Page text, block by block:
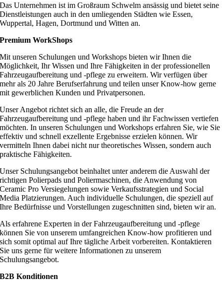
Das Unternehmen ist im Großraum Schwelm ansässig und bietet seine
Dienstleistungen auch in den umliegenden Städten wie Essen,
Wuppertal, Hagen, Dortmund und Witten an.
Premium WorkShops
Mit unseren Schulungen und Workshops bieten wir Ihnen die
Möglichkeit, Ihr Wissen und Ihre Fähigkeiten in der professionellen
Fahrzeugaufbereitung und -pflege zu erweitern. Wir verfügen über
mehr als 20 Jahre Berufserfahrung und teilen unser Know-how gerne
mit gewerblichen Kunden und Privatpersonen.
Unser Angebot richtet sich an alle, die Freude an der
Fahrzeugaufbereitung und -pflege haben und ihr Fachwissen vertiefen
möchten. In unseren Schulungen und Workshops erfahren Sie, wie Sie
effektiv und schnell exzellente Ergebnisse erzielen können. Wir
vermitteln Ihnen dabei nicht nur theoretisches Wissen, sondern auch
praktische Fähigkeiten.
Unser Schulungsangebot beinhaltet unter anderem die Auswahl der
richtigen Polierpads und Poliermaschinen, die Anwendung von
Ceramic Pro Versiegelungen sowie Verkaufsstrategien und Social
Media Platzierungen. Auch individuelle Schulungen, die speziell auf
Ihre Bedürfnisse und Vorstellungen zugeschnitten sind, bieten wir an.
Als erfahrene Experten in der Fahrzeugaufbereitung und -pflege
können Sie von unserem umfangreichen Know-how profitieren und
sich somit optimal auf Ihre tägliche Arbeit vorbereiten. Kontaktieren
Sie uns gerne für weitere Informationen zu unserem
Schulungsangebot.
B2B Konditionen